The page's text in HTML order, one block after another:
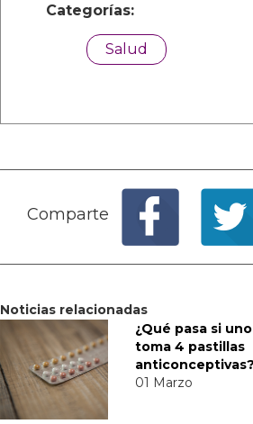
Categorías:
Salud
Comparte
Noticias relacionadas
¿Qué pasa si
toma 4 pastillas
01 Marzo